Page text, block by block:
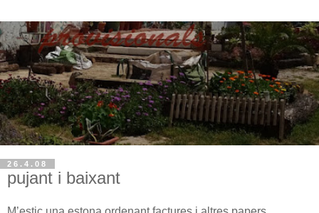
26.4.08
pujant i baixant